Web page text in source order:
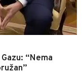
“Nema